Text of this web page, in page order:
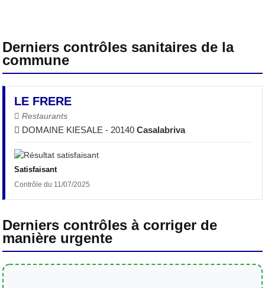
Derniers contrôles sanitaires de la
commune
LE FRERE
Restaurants
DOMAINE KIESALE - 20140Casalabriva
Satisfaisant
Contrôle du 11/07/2025
Derniers contrôles à corriger de
manière urgente